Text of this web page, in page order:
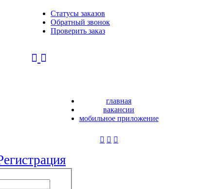
Статусы заказов
Обратный звонок
Проверить заказ
главная
вакансии
мобильное приложение